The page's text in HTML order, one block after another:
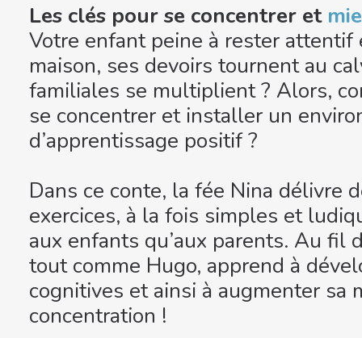
Les clés pour se concentrer et
Votre enfant peine à rester attentif
maison, ses devoirs tournent au
familiales se multiplient ? Alors,
se concentrer et installer un
d’apprentissage positif ?
Dans ce conte, la fée Nina délivre
exercices, à la fois simples et
aux enfants qu’aux parents. Au fil
tout comme Hugo, apprend à
cognitives et ainsi à augmenter sa
concentration !